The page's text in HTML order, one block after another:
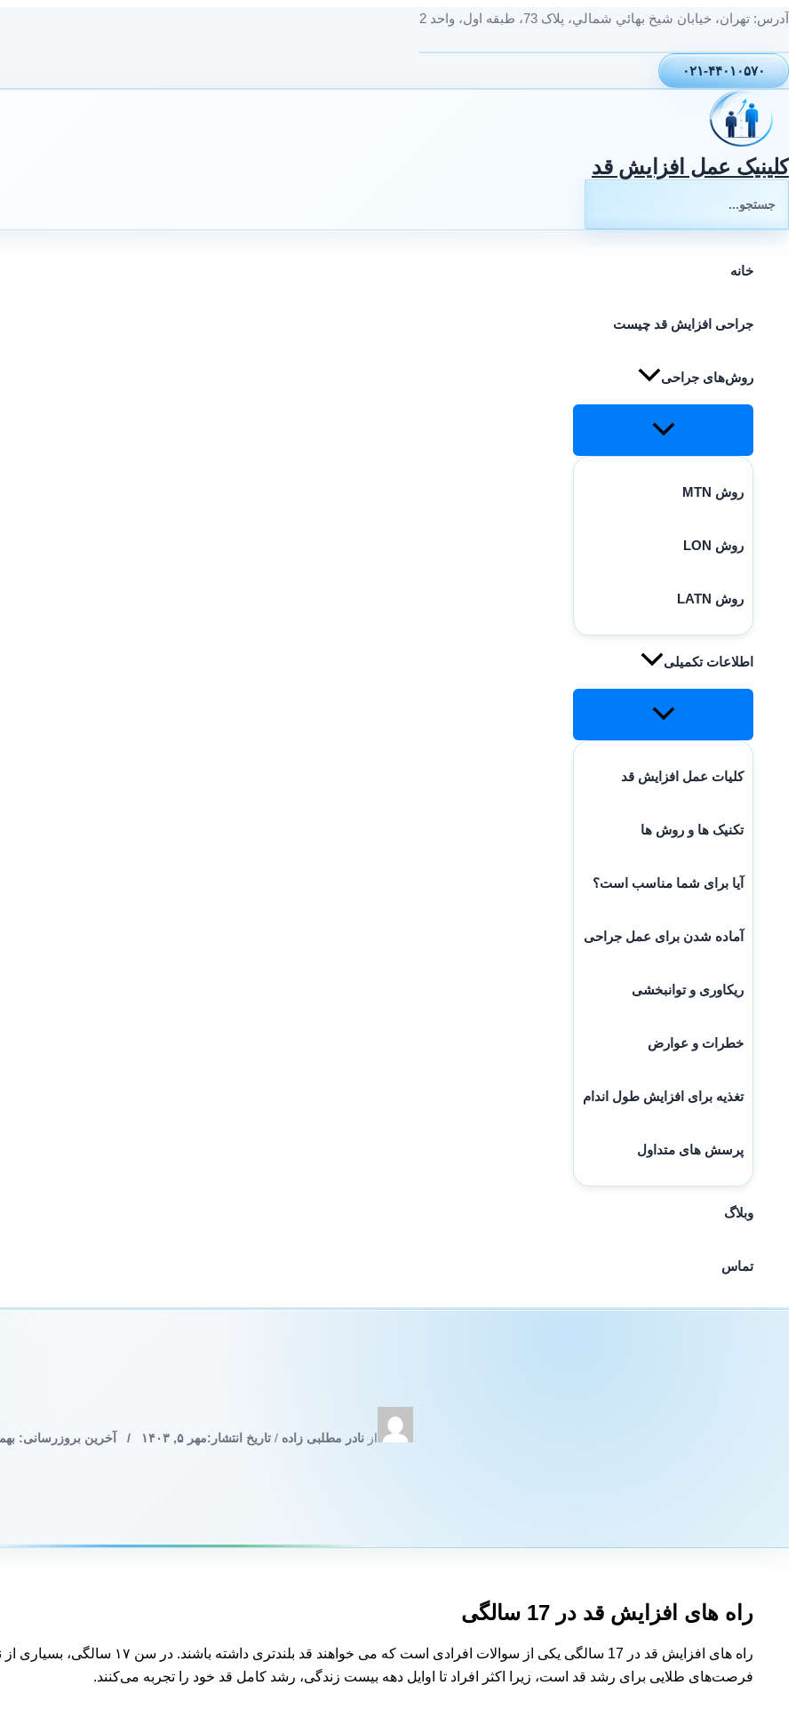
پرش
محتوا
آدرس: تهران، خيابان شيخ بهائي شمالي، پلاک 73، طبقه اول، واحد 2
۰۲۱-۴۴۰۱۰۵۷۰
کلینیک عمل افزایش قد
خانه
جراحی افزایش قد چیست
روش‌های جراحی
روش MTN
روش LON
روش LATN
اطلاعات تکمیلی
کلیات عمل افزایش قد
تکنیک ها و روش ها
آیا برای شما مناسب است؟
آماده شدن برای عمل جراحی
ریکاوری و توانبخشی
خطرات و عوارض
تغذیه برای افزایش طول اندام
پرسش های متداول
وبلاگ
تماس
از نادر مطلبی زاده/تاریخ انتشار:مهر ۵, ۱۴۰۳ / آخرین بروزرسانی: بهمن ۱۵,
راه های افزایش قد در 17 سالگی
راه های افزایش قد در 17 سالگی یکی از
فرصت‌های طلایی برای رشد قد است، زیرا اکثر افراد تا اوایل دهه بیست زندگی، رشد کامل قد خود را تجربه می‌کنند.